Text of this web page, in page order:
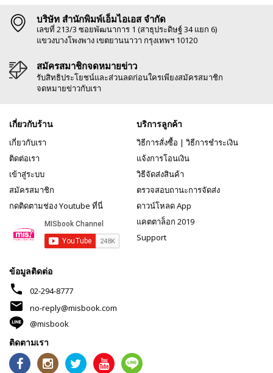
บริษัท สำนักพิมพ์เอ็มไอเอส จำกัด
เลขที่ 213/3 ซอยพัฒนาการ 1 (สาธุประดิษฐ์ 34 แยก 6)
แขวงบางโพงพาง เขตยานนาวา กรุงเทพฯ 10120
สมัครสมาชิกจดหมายข่าว
รับสิทธิประโยชน์และส่วนลดก่อนใครเพียงสมัครสมาชิก
จดหมายข่าวกับเรา
เกี่ยวกับร้าน
เกี่ยวกับเรา
ติดต่อเรา
เข้าสู่ระบบ
สมัครสมาชิก
กดติดตามช่อง Youtube ที่นี่
บริการลูกค้า
วิธีการสั่งซื้อ | วิธีการชำระเงิน
แจ้งการโอนเงิน
วิธีจัดส่งสินค้า
ตรวจสอบถานะการจัดส่ง
ดาวน์โหลด App
แคตตาล็อก 2019
Support
ข้อมูลติดต่อ
phone 02-294-8777
mail
no-reply@misbook.com
@misbook
ติดตามเรา